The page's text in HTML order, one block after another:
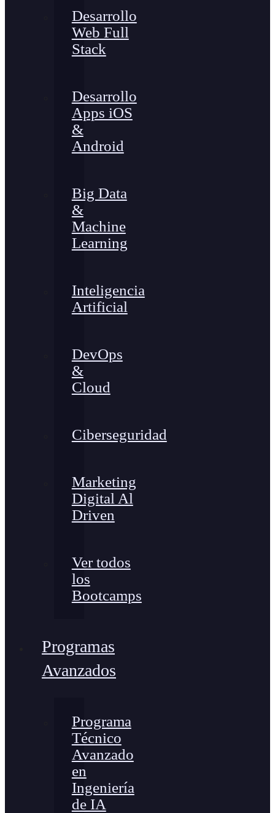
Desarrollo
Web Full
Stack
Desarrollo
Apps iOS
&
Android
Big Data
&
Machine
Learning
Inteligencia
Artificial
DevOps
&
Cloud
Ciberseguridad
Marketing
Digital Al
Driven
Ver todos
los
Bootcamps
Programas
Avanzados
Programa
Técnico
Avanzado
en
Ingeniería
de IA